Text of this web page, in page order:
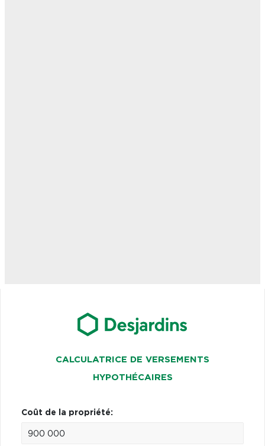
CALCULATRICE DE VERSEMENTS
HYPOTHÉCAIRES
Coût de la propriété: